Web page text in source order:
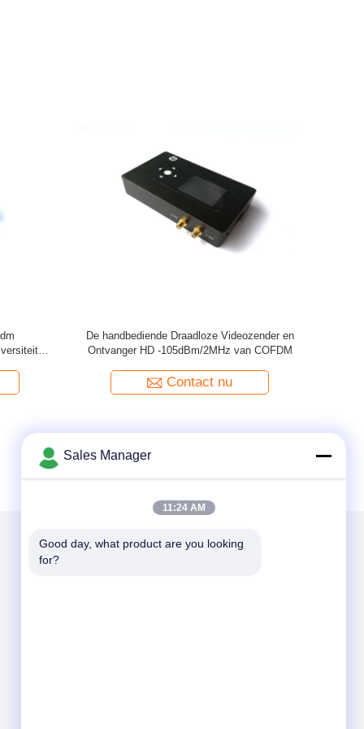
van HD
De op een voertuig gemonteerde
Videoontvanger van COFDM met Dubbele
Contact nu
Mail ons
Sales Manager
11:24 AM
Good day, what product are you looking
for?